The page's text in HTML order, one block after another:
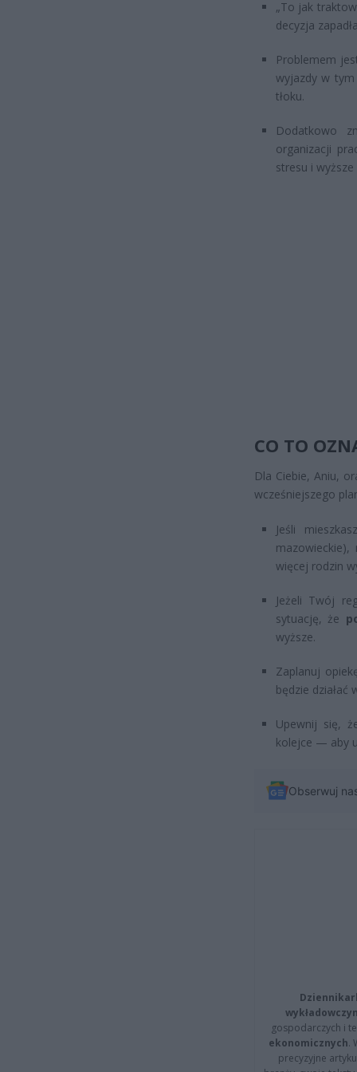
„To jak
decyzja
Problemem
wyjazdy w
tłoku.
Dodatkowo
organizacji
stresu i
CO TO
Dla Ciebie, Aniu,
wcześniejszego
Jeśli
więcej rodzin
Jeżeli Twój
sytuację, że
wyższe.
Zaplanuj
będzie działać
Upewnij się,
kolejce — aby
Obserwuj
gospodarczych i
ekonomicznych.
precyzyjne